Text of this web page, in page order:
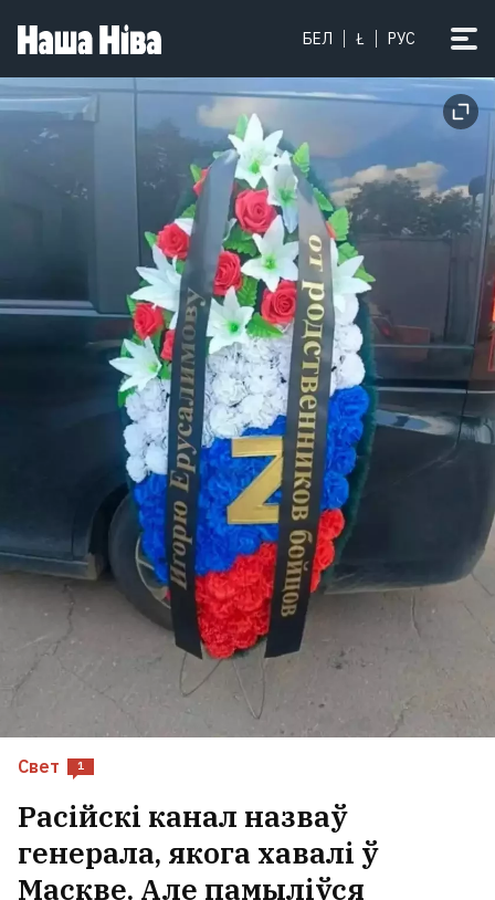
БЕЛ Ł РУС
Свет 1
Расійскі канал назваў
генерала, якога хавалі ў
Маскве. Але памыліўся